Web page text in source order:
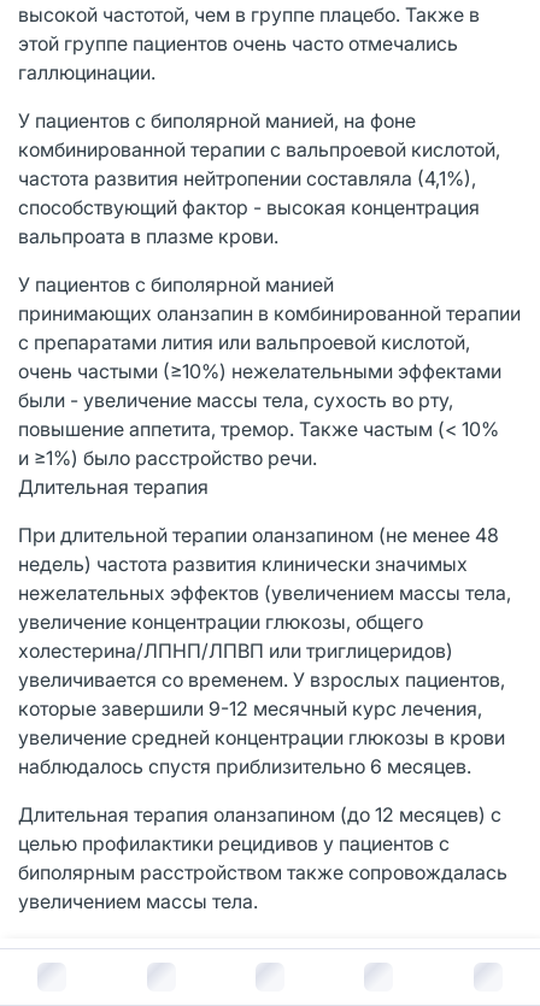
В корзину за руб.
высокой частотой, чем в группе плацебо. Также в
этой группе пациентов очень часто отмечались
галлюцинации.
У пациентов с биполярной манией, на фоне
комбинированной терапии с вальпроевой кислотой,
частота развития нейтропении составляла (4,1%),
способствующий фактор - высокая концентрация
вальпроата в плазме крови.
У пациентов с биполярной манией
принимающих оланзапин в комбинированной терапии
с препаратами лития или вальпроевой кислотой,
очень частыми (≥10%) нежелательными эффектами
были - увеличение массы тела, сухость во рту,
повышение аппетита, тремор. Также частым (< 10%
и ≥1%) было расстройство речи.
Длительная терапия
При длительной терапии оланзапином (не менее 48
недель) частота развития клинически значимых
нежелательных эффектов (увеличением массы тела,
увеличение концентрации глюкозы, общего
холестерина/ЛПНП/ЛПВП или триглицеридов)
увеличивается со временем. У взрослых пациентов,
которые завершили 9-12 месячный курс лечения,
увеличение средней концентрации глюкозы в крови
наблюдалось спустя приблизительно 6 месяцев.
Длительная терапия оланзапином (до 12 месяцев) с
целью профилактики рецидивов у пациентов с
биполярным расстройством также сопровождалась
увеличением массы тела.
Не рекомендуется применять оланзапин у детей.